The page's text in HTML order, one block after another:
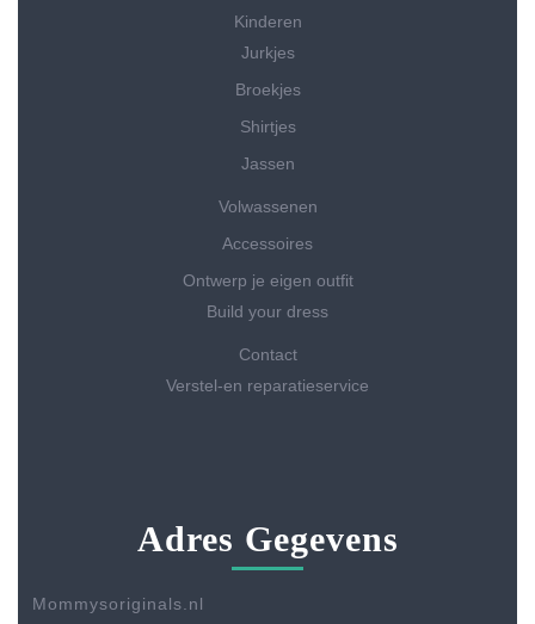
Kinderen
Jurkjes
Broekjes
Shirtjes
Jassen
Volwassenen
Accessoires
Ontwerp je eigen outfit
Build your dress
Contact
Verstel-en reparatieservice
Adres Gegevens
Mommysoriginals.nl